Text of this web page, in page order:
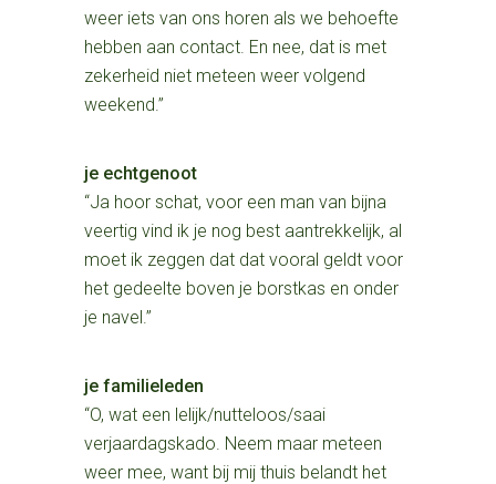
weer iets van ons horen als we behoefte
hebben aan contact. En nee, dat is met
zekerheid niet meteen weer volgend
weekend.”
je echtgenoot
“Ja hoor schat, voor een man van bijna
veertig vind ik je nog best aantrekkelijk, al
moet ik zeggen dat dat vooral geldt voor
het gedeelte boven je borstkas en onder
je navel.”
je familieleden
“O, wat een lelijk/nutteloos/saai
verjaardagskado. Neem maar meteen
weer mee, want bij mij thuis belandt het